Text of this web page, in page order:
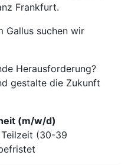
Frankfurt.
Gallus suchen wir
Herausforderung?
gestalte die Zukunft
(m/w/d)
(30-39